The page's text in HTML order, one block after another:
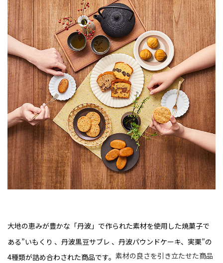
大地の恵みが豊かな「丹波」で作られた素材を使用した焼菓子で
ある”いもくり 、丹波黒豆サブレ 、丹波パウンドケーキ、実栗”の
4種類が詰め合わされた商品です。 素材の良さを引き立たせた商品